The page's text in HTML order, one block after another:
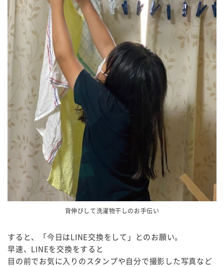
背伸びして洗濯物干しのお手伝い
すると、「今日はLINE交換をして」とのお願い。
早速、LINEを交換をすると
目の前でお気に入りのスタンプや自分で撮影した写真など